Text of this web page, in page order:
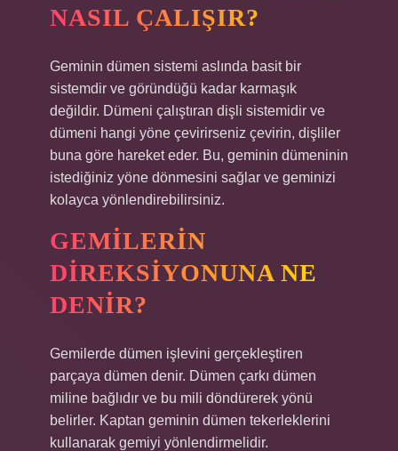
NASIL ÇALIŞIR?
Geminin dümen sistemi aslında basit bir
sistemdir ve göründüğü kadar karmaşık
değildir. Dümeni çalıştıran dişli sistemidir ve
dümeni hangi yöne çevirirseniz çevirin, dişliler
buna göre hareket eder. Bu, geminin dümeninin
istediğiniz yöne dönmesini sağlar ve geminizi
kolayca yönlendirebilirsiniz.
GEMILERIN
DIREKSIYONUNA NE
DENIR?
Gemilerde dümen işlevini gerçekleştiren
parçaya dümen denir. Dümen çarkı dümen
miline bağlıdır ve bu mili döndürerek yönü
belirler. Kaptan geminin dümen tekerleklerini
kullanarak gemiyi yönlendirmelidir.